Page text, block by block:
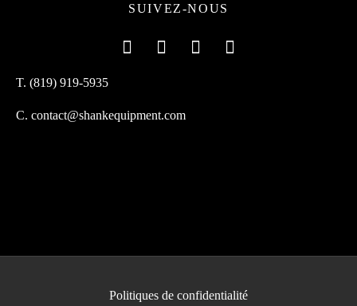
SUIVEZ-NOUS
T. (819) 919-5935
C. contact@shankequipment.com
Politiques de confidentialité